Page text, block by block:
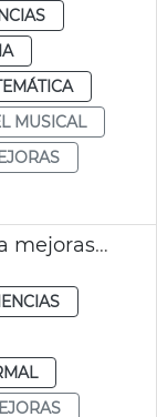
MUSICAL
Incremento presupuesto para mejoras en mercados